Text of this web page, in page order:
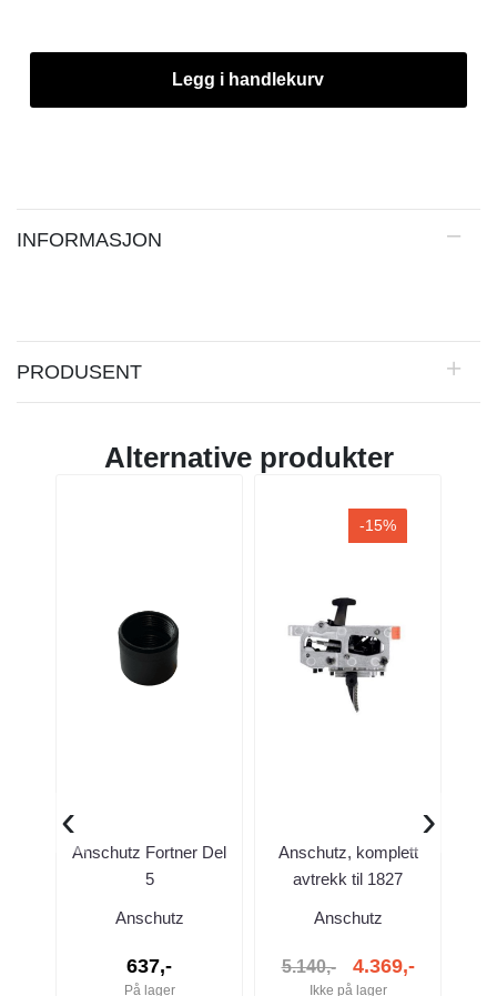
Legg i handlekurv
INFORMASJON
PRODUSENT
Alternative produkter
Anschutz Fortner Del
5
Anschutz
637,-
På lager
-15%
Anschutz, komplett
avtrekk til 1827
Anschutz
5.140,- 4.369,-
Ikke på lager
‹ ›